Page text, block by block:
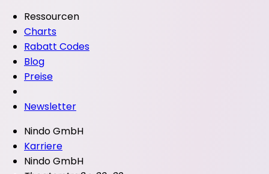
Ressourcen
Charts
Rabatt Codes
Blog
Preise
Newsletter
Nindo GmbH
Karriere
Nindo GmbH